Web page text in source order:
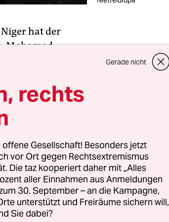
hat der
Mohamed
gerichtet,
Sahel zu
Nigrer, doch sein
hinaus“,
Woche in Niger
entmachtet
zum neuen
außer
Gerade nicht
rechts
Gesellschaft! Besonders jetzt
vor Ort gegen Rechtsextremismus
Die taz kooperiert daher mit „Alles
aller Einnahmen aus Anmeldungen
30. September – an die Kampagne,
unterstützt und Freiräume sichern will,
Sie dabei?